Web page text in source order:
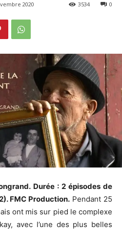
2020 0
3534
Durée : 2 épisodes de
FMC Production. Pendant 25
ont mis sur pied le complexe
avec l’une des plus belles